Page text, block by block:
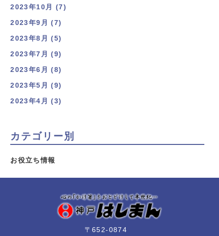
2023年10月 (7)
2023年9月 (7)
2023年8月 (5)
2023年7月 (9)
2023年6月 (8)
2023年5月 (9)
2023年4月 (3)
カテゴリー別
お役立ち情報
〒652-0874